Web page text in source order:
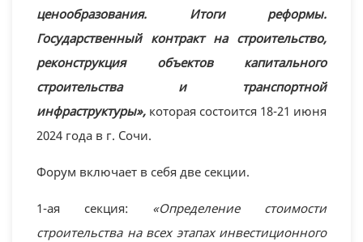
ценообразования. Итоги реформы.
Государственный контракт на строительство,
реконструкция объектов капитального
строительства и транспортной
инфраструктуры», которая состоится 18-21 июня
2024 года в г. Сочи.
Форум включает в себя две секции.
1-ая секция: «Определение стоимости
строительства на всех этапах инвестиционного